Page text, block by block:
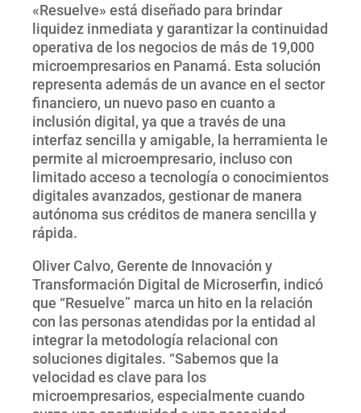
«Resuelve» está diseñado para brindar
liquidez inmediata y garantizar la continuidad
operativa de los negocios de más de 19,000
microempresarios en Panamá. Esta solución
representa además de un avance en el sector
financiero, un nuevo paso en cuanto a
inclusión digital, ya que a través de una
interfaz sencilla y amigable, la herramienta le
permite al microempresario, incluso con
limitado acceso a tecnología o conocimientos
digitales avanzados, gestionar de manera
autónoma sus créditos de manera sencilla y
rápida.
Oliver Calvo, Gerente de Innovación y
Transformación Digital de Microserfin, indicó
que “Resuelve” marca un hito en la relación
con las personas atendidas por la entidad al
integrar la metodología relacional con
soluciones digitales. “Sabemos que la
velocidad es clave para los
microempresarios, especialmente cuando